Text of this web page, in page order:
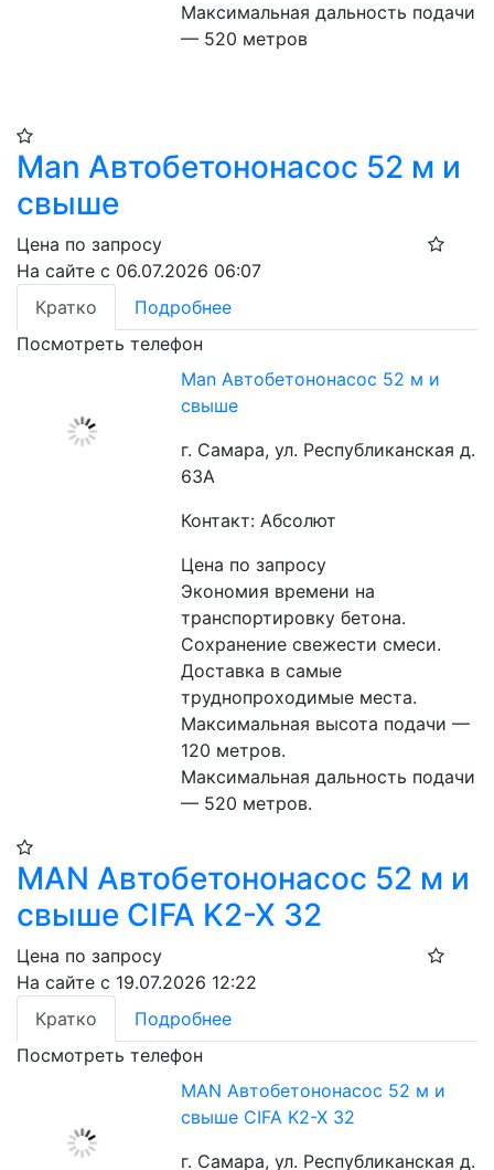
Максимальная дальность подачи
— 520 метров
Man Автобетононасос 52 м и
свыше
Цена по запросу
На сайте с 06.07.2026 06:07
Кратко
Подробнее
Посмотреть телефон
Man Автобетононасос 52 м и
свыше
г. Самара, ул. Республиканская д.
63А
Контакт: Абсолют
Цена по запросу
Экономия времени на
транспортировку бетона.
Сохранение свежести смеси.
Доставка в самые
труднопроходимые места.
Максимальная высота подачи —
120 метров.
Максимальная дальность подачи
— 520 метров.
MAN Автобетононасос 52 м и
свыше CIFA K2-X 32
Цена по запросу
На сайте с 19.07.2026 12:22
Кратко
Подробнее
Посмотреть телефон
MAN Автобетононасос 52 м и
свыше CIFA K2-X 32
г. Самара, ул. Республиканская д.